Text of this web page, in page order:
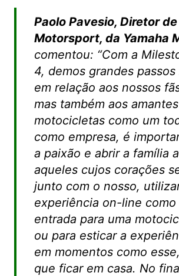
Paolo Pavesio, Diretor
Motorsport, da Yamaha
comentou: “Com a
4, demos grandes
em relação aos nossos
mas também aos
motocicletas como um
como empresa, é
a paixão e abrir a família
aqueles cujos corações
junto com o nosso,
experiência on-line
entrada para uma
ou para esticar a
em momentos como
que ficar em casa. No